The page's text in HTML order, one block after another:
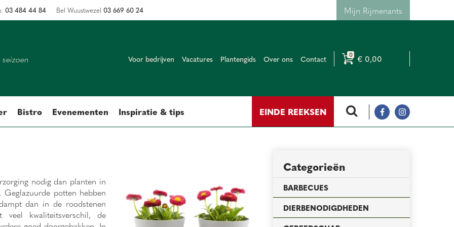
Mijn Rijmenants
Voor bedrijven Vacatures Plantengids Over ons Contact € 0,00
EINDE REEKSEN
Bistro Evenementen Inspiratie & tips
03 484 44 84 Bel Wuustwezel 03 669 60 24
nodig dan planten in
potten hebben
dan in de roodstenen
kwaliteitsverschil, de
Categorieën
BARBECUES
DIERBENODIGDHEDEN